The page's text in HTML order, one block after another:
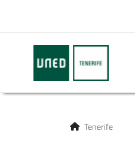
Tenerife